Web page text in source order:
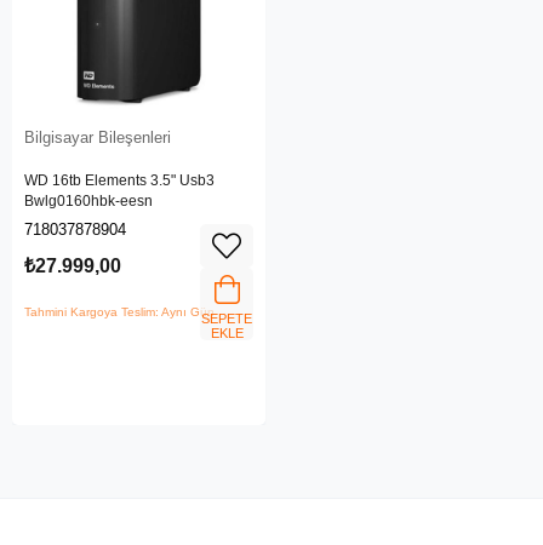
Bilgisayar Bileşenleri
WD 16tb Elements 3.5" Usb3
Bwlg0160hbk-eesn
718037878904
₺27.999,00
Tahmini Kargoya Teslim: Aynı GünSEPETE
EKLE